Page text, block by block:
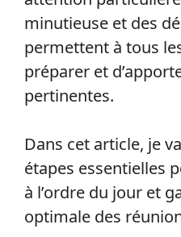
minutieuse et des
permettent à tous
préparer et
pertinentes.
Dans cet article, je
étapes essentielles
à l’ordre du jour et
optimale des